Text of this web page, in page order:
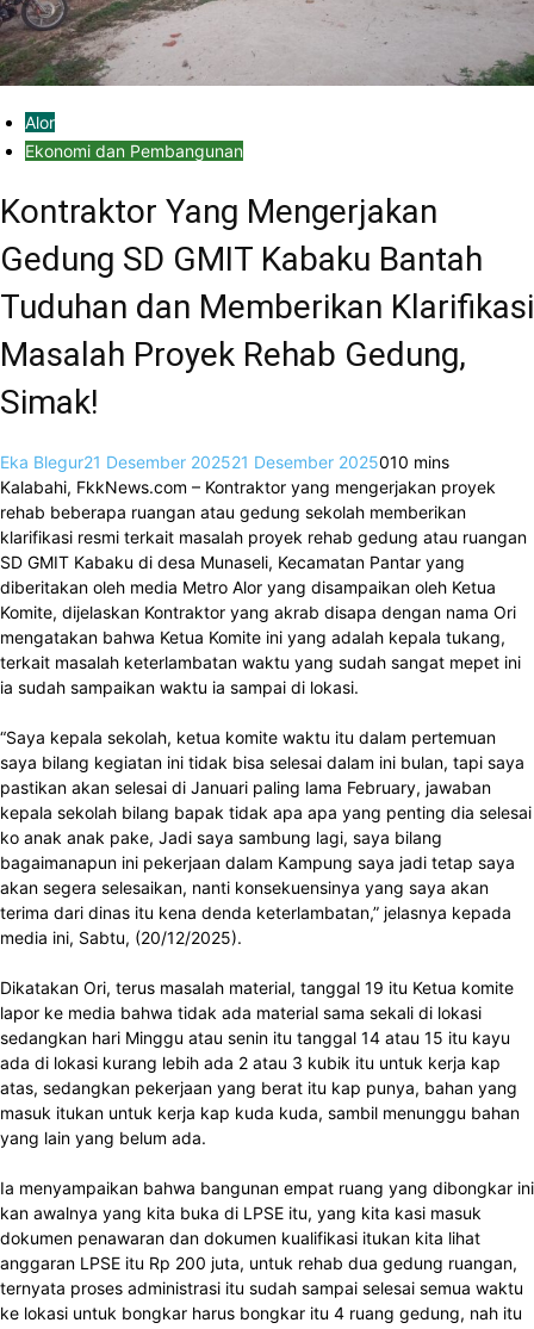
Alor
Ekonomi dan Pembangunan
Kontraktor Yang Mengerjakan
Gedung SD GMIT Kabaku Bantah
Tuduhan dan Memberikan Klarifikasi
Masalah Proyek Rehab Gedung,
Simak!
Eka Blegur21 Desember 202521 Desember 2025010 mins
Kalabahi, FkkNews.com – Kontraktor yang mengerjakan proyek
rehab beberapa ruangan atau gedung sekolah memberikan
klarifikasi resmi terkait masalah proyek rehab gedung atau ruangan
SD GMIT Kabaku di desa Munaseli, Kecamatan Pantar yang
diberitakan oleh media Metro Alor yang disampaikan oleh Ketua
Komite, dijelaskan Kontraktor yang akrab disapa dengan nama Ori
mengatakan bahwa Ketua Komite ini yang adalah kepala tukang,
terkait masalah keterlambatan waktu yang sudah sangat mepet ini
ia sudah sampaikan waktu ia sampai di lokasi.
“Saya kepala sekolah, ketua komite waktu itu dalam pertemuan
saya bilang kegiatan ini tidak bisa selesai dalam ini bulan, tapi saya
pastikan akan selesai di Januari paling lama February, jawaban
kepala sekolah bilang bapak tidak apa apa yang penting dia selesai
ko anak anak pake, Jadi saya sambung lagi, saya bilang
bagaimanapun ini pekerjaan dalam Kampung saya jadi tetap saya
akan segera selesaikan, nanti konsekuensinya yang saya akan
terima dari dinas itu kena denda keterlambatan,” jelasnya kepada
media ini, Sabtu, (20/12/2025).
Dikatakan Ori, terus masalah material, tanggal 19 itu Ketua komite
lapor ke media bahwa tidak ada material sama sekali di lokasi
sedangkan hari Minggu atau senin itu tanggal 14 atau 15 itu kayu
ada di lokasi kurang lebih ada 2 atau 3 kubik itu untuk kerja kap
atas, sedangkan pekerjaan yang berat itu kap punya, bahan yang
masuk itukan untuk kerja kap kuda kuda, sambil menunggu bahan
yang lain yang belum ada.
Ia menyampaikan bahwa bangunan empat ruang yang dibongkar ini
kan awalnya yang kita buka di LPSE itu, yang kita kasi masuk
dokumen penawaran dan dokumen kualifikasi itukan kita lihat
anggaran LPSE itu Rp 200 juta, untuk rehab dua gedung ruangan,
ternyata proses administrasi itu sudah sampai selesai semua waktu
ke lokasi untuk bongkar harus bongkar itu 4 ruang gedung, nah itu